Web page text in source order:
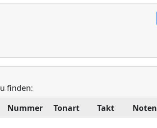
finden:
Nummer Tonart Takt Noten